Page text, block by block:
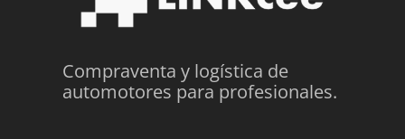
Compraventa y logística de
automotores para profesionales.